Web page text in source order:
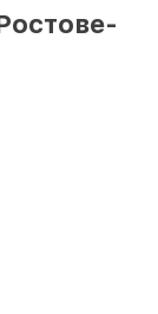
в
повышая